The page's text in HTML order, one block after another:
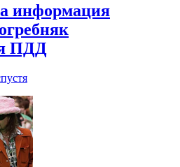
информация
ПДД